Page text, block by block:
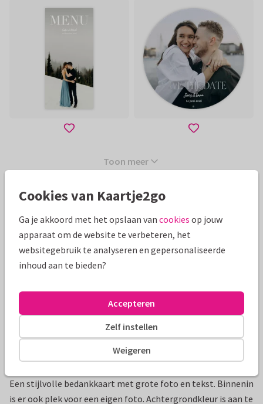
Toon meer
Mooie extra's bij je kaart
Productinformatie
Een stijlvolle bedankkaart met grote foto en tekst. Binnenin
is er ook plek voor een eigen foto. Achtergrondkleur is aan te
Cookies van Kaartje2go
Ga je akkoord met het opslaan van cookies op jouw
apparaat om de website te verbeteren, het
websitegebruik te analyseren en gepersonaliseerde
inhoud aan te bieden?
Weigeren
Zelf instellen
Accepteren